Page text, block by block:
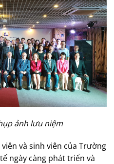
ảnh lưu niệm
và sinh viên của Trường
ngày càng phát triển và